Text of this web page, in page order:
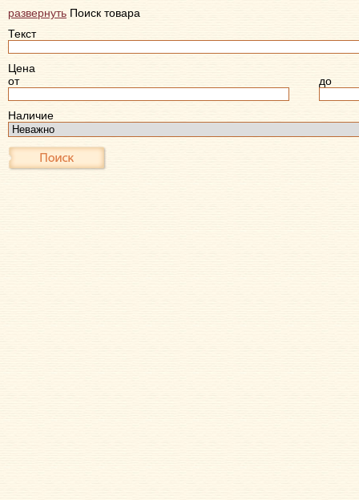
развернуть Поиск товара
Текст
Цена
от
до
Наличие